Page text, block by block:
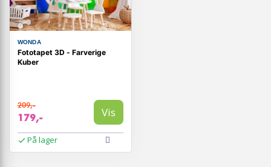
WONDA
Fototapet 3D - Farverige
Kuber
209,-
179,- Vis
På lager